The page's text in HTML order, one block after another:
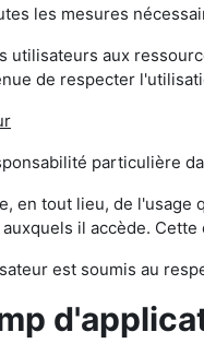
les mesures
utilisateurs aux
de respecter
particulière
en tout lieu, de
il accède.
est soumis au